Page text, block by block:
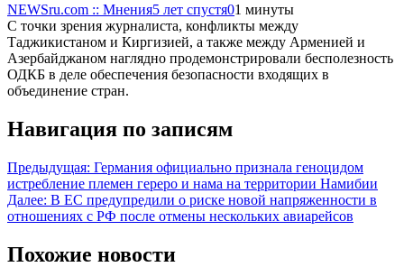
NEWSru.com :: Мнения5 лет спустя01 минуты
С точки зрения журналиста, конфликты между
Таджикистаном и Киргизией, а также между Арменией и
Азербайджаном наглядно продемонстрировали бесполезность
ОДКБ в деле обеспечения безопасности входящих в
объединение стран.
Навигация по записям
Предыдущая: Германия официально признала геноцидом
истребление племен гереро и нама на территории Намибии
Далее: В ЕС предупредили о риске новой напряженности в
отношениях с РФ после отмены нескольких авиарейсов
Похожие новости